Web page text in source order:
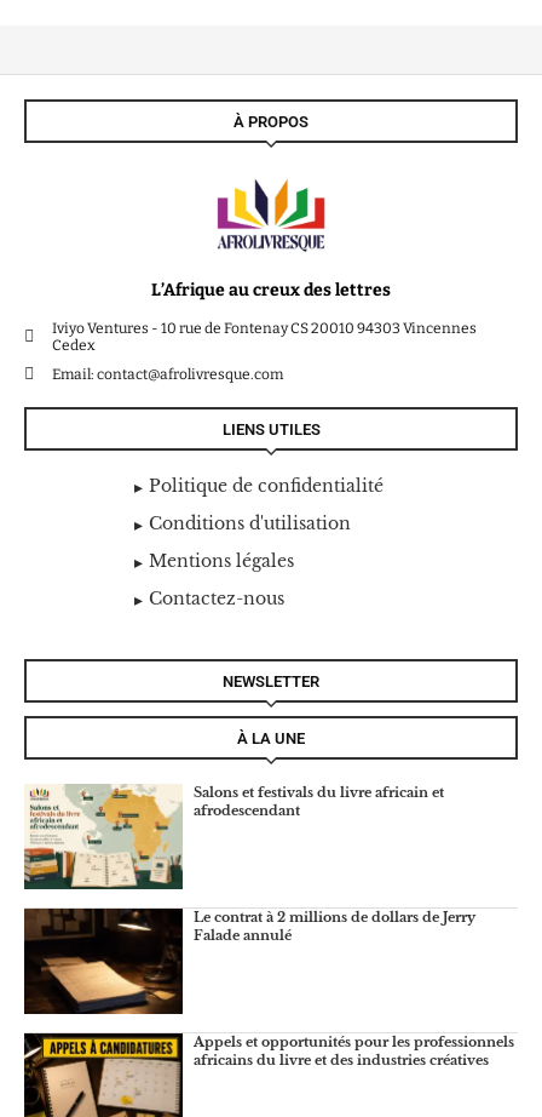
À PROPOS
L’Afrique au creux des lettres
Iviyo Ventures - 10 rue de Fontenay CS 20010 94303 Vincennes
Cedex
Email: contact@afrolivresque.com
LIENS UTILES
Politique de confidentialité
Conditions d'utilisation
Mentions légales
Contactez-nous
NEWSLETTER
À LA UNE
Salons et festivals du livre africain et
afrodescendant
Le contrat à 2 millions de dollars de Jerry
Falade annulé
Appels et opportunités pour les professionnels
africains du livre et des industries créatives